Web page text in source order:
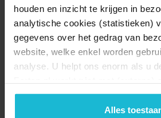
houden en inzicht te krijgen in
analytische cookies (statistieken)
gegevens over het gedrag van
website, welke enkel worden
analyse. U helpt ons enorm als u
geen commerciële doelstelling. U
de knoppen accepteren, beheren of
Alles